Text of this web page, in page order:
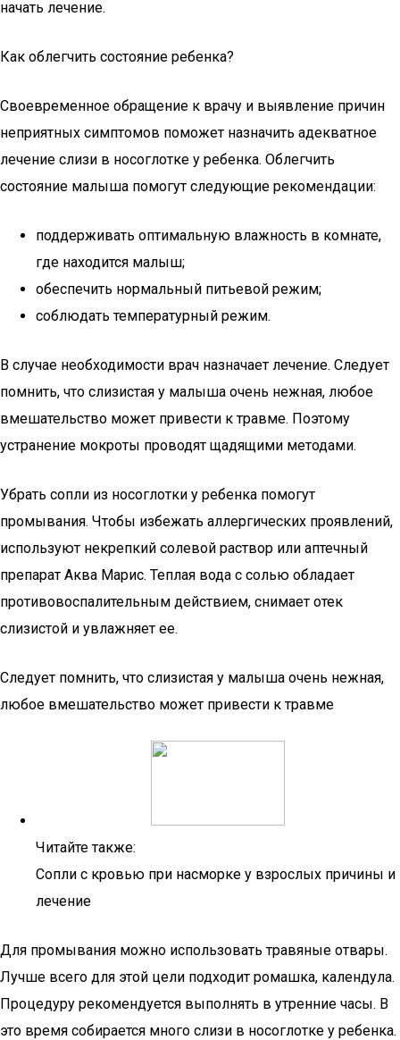
начать лечение.
Как облегчить состояние ребенка?
Своевременное обращение к врачу и выявление причин
неприятных симптомов поможет назначить адекватное
лечение слизи в носоглотке у ребенка. Облегчить
состояние малыша помогут следующие рекомендации:
поддерживать оптимальную влажность в комнате,
где находится малыш;
обеспечить нормальный питьевой режим;
соблюдать температурный режим.
В случае необходимости врач назначает лечение. Следует
помнить, что слизистая у малыша очень нежная, любое
вмешательство может привести к травме. Поэтому
устранение мокроты проводят щадящими методами.
Убрать сопли из носоглотки у ребенка помогут
промывания. Чтобы избежать аллергических проявлений,
используют некрепкий солевой раствор или аптечный
препарат Аква Марис. Теплая вода с солью обладает
противовоспалительным действием, снимает отек
слизистой и увлажняет ее.
Следует помнить, что слизистая у малыша очень нежная,
любое вмешательство может привести к травме
Читайте также:
Сопли с кровью при насморке у взрослых причины и
лечение
Для промывания можно использовать травяные отвары.
Лучше всего для этой цели подходит ромашка, календула.
Процедуру рекомендуется выполнять в утренние часы. В
это время собирается много слизи в носоглотке у ребенка.